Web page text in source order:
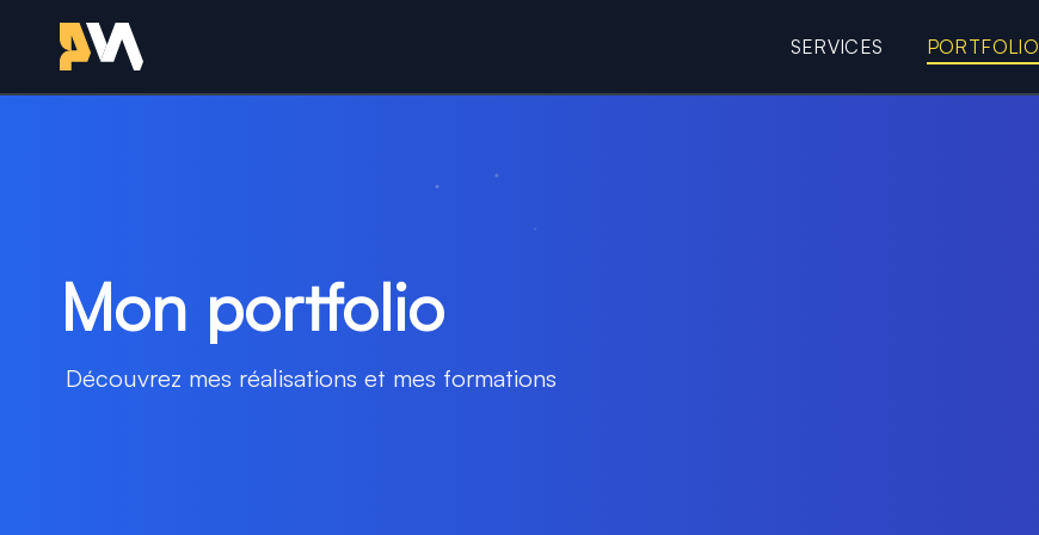
Retour à l'accueil - Site web de Pierrick Merli
SERVICES PORTFOLIO
Mon portfolio
Découvrez mes réalisations et mes formations